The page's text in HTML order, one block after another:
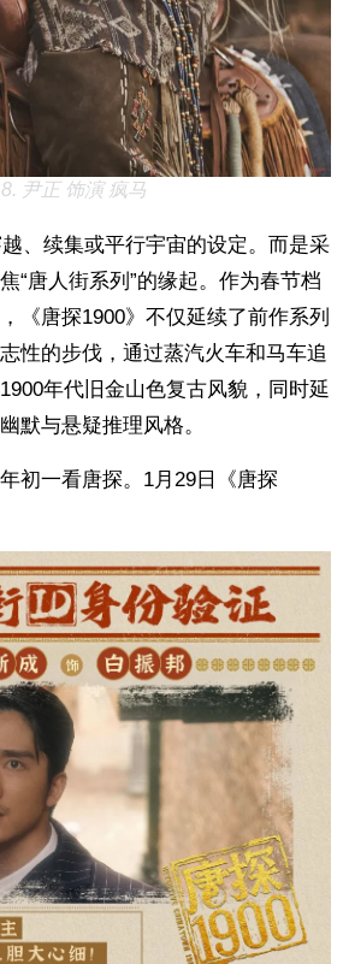
8. 尹正 饰演 疯马
越、续集或平行宇宙的设定。而是采
“唐人街系列”的缘起。作为春节档
《唐探1900》不仅延续了前作系列
性的步伐，通过蒸汽火车和马车追
年代旧金山色复古风貌，同时延
默与悬疑推理风格。
初一看唐探。1月29日《唐探